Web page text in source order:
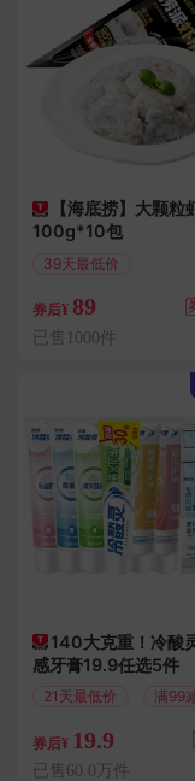
【海底捞】大颗粒
100g*10包
39天最低价
券后¥ 89
已售1000件
140大克重！冷酸
感牙膏19.9任选5件
21天最低价 满99
券后¥ 19.9
已售60.0万件